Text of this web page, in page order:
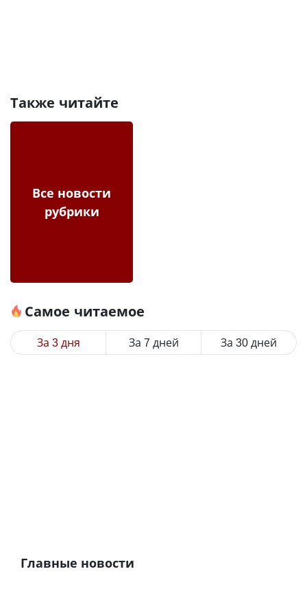
Также читайте
Все новости
рубрики
Самое читаемое
За 3 дня За 7 дней За 30 дней
Главные новости